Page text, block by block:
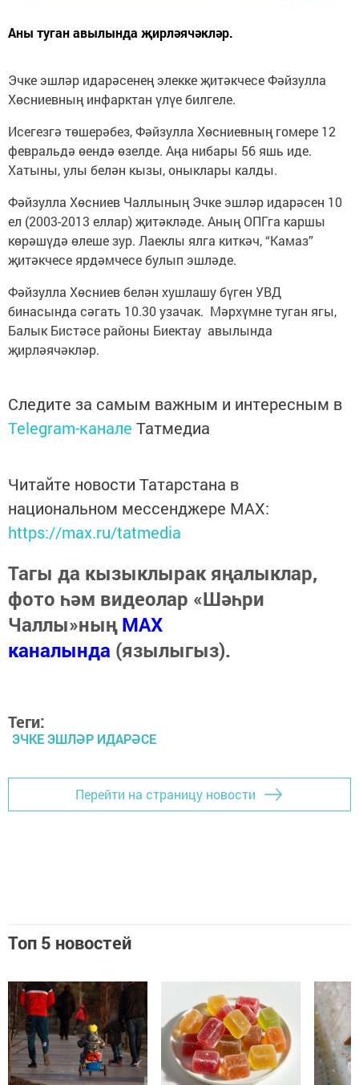
Аны туган авылында җирләячәкләр.
Эчке эшләр идарәсенең элекке җитәкчесе Фәйзулла
Хөсниевның инфарктан үлүе билгеле.
Исегезгә төшерәбез, Фәйзулла Хөсниевның гомере 12
февральдә өендә өзелде. Аңа нибары 56 яшь иде.
Хатыны, улы белән кызы, оныклары калды.
Фәйзулла Хөсниев Чаллының Эчке эшләр идарәсен 10
ел (2003-2013 еллар) җитәкләде. Аның ОПГга каршы
көрәшүдә өлеше зур. Лаеклы ялга киткәч, “Камаз”
җитәкчесе ярдәмчесе булып эшләде.
Фәйзулла Хөсниев белән хушлашу бүген УВД
бинасында сәгать 10.30 узачак. Мәрхүмне туган ягы,
Балык Бистәсе районы Биектау авылында
җирләячәкләр.
Следите за самым важным и интересным в
Telegram-канале Татмедиа
Читайте новости Татарстана в
национальном мессенджере MАХ:
https://max.ru/tatmedia
Тагы да кызыклырак яңалыклар,
фото һәм видеолар «Шәһри
Чаллы»ныңMAX
каналында (язылыгыз).
Теги:
ЭЧКЕ ЭШЛӘР ИДАРӘСЕ
Перейти на страницу новости
Топ 5 новостей